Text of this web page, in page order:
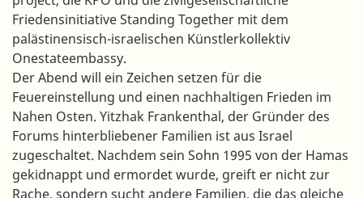
Friedensinitiative Standing Together mit dem
palästinensisch-israelischen Künstlerkollektiv
Onestateembassy.
Der Abend will ein Zeichen setzen für die
Feuereinstellung und einen nachhaltigen Frieden im
Nahen Osten. Yitzhak Frankenthal, der Gründer des
Forums hinterbliebener Familien ist aus Israel
zugeschaltet. Nachdem sein Sohn 1995 von der Hamas
gekidnappt und ermordet wurde, greift er nicht zur
Rache, sondern sucht andere Familien, die das gleiche